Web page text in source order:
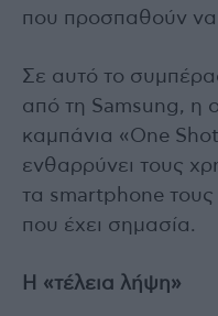
που προσπαθούν
Σε αυτό το
από τη Samsung, η
καμπάνια «One
ενθαρρύνει τους
τα smartphone τους
που έχει σημασία.
Η «τέλεια λήψη»